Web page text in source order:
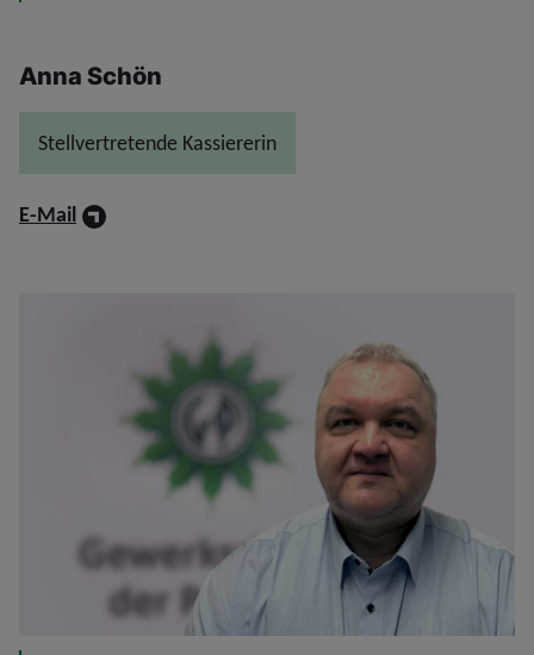
Anna Schön
Stellvertretende Kassiererin
E-Mail